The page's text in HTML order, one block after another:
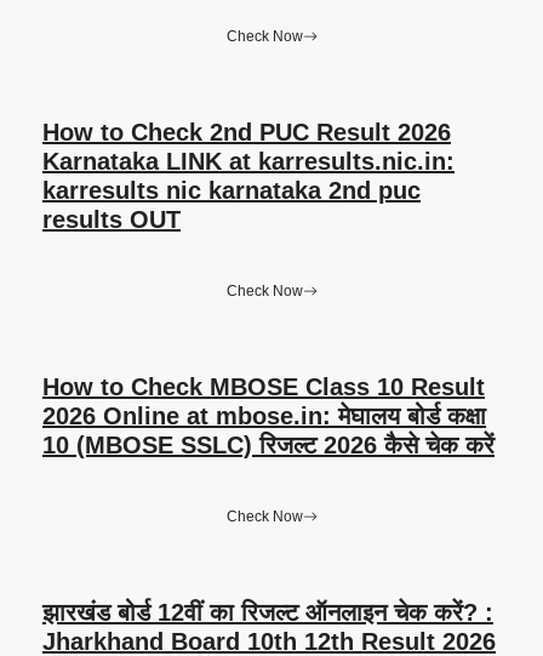
Check Now
How to Check 2nd PUC Result 2026
Karnataka LINK at karresults.nic.in:
karresults nic karnataka 2nd puc
results OUT
Check Now
How to Check MBOSE Class 10 Result
2026 Online at mbose.in: मेघालय बोर्ड कक्षा
10 (MBOSE SSLC) रिजल्ट 2026 कैसे चेक करें
Check Now
झारखंड बोर्ड 12वीं का रिजल्ट ऑनलाइन चेक करें? :
Jharkhand Board 10th 12th Result 2026